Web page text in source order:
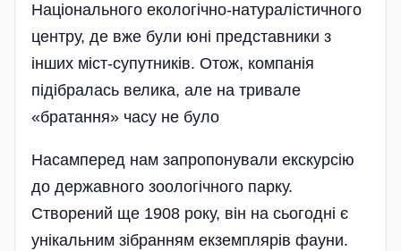
Національного екологічно-натуралістичного
центру, де вже були юні представники з
інших міст-супутників. Отож, компанія
підібралась велика, але на тривале
«братання» часу не було
Насамперед нам запропонували екскурсію
до державного зоологічного парку.
Створений ще 1908 року, він на сьогодні є
унікальним зібранням екземплярів фауни.